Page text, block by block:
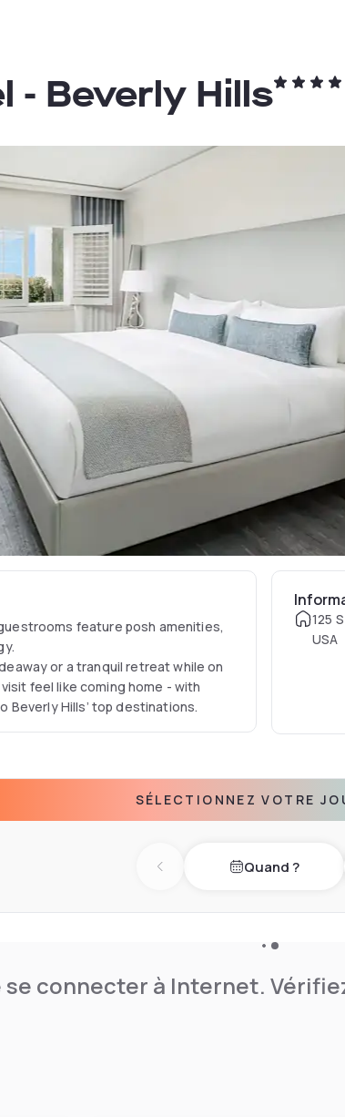
- Beverly Hills
feature posh amenities,
or a tranquil retreat while on
feel like coming home - with
Beverly Hills’ top destinations.
125
USA
SÉLECTIONNEZ VOTRE
Previous dayQuand ?
se connecter à Internet.